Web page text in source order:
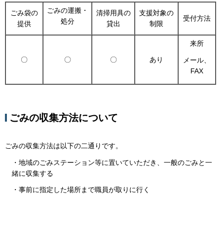
ごみ袋の
提供
ごみの運搬・
処分
清掃用具の
貸出
支援対象の
制限
受付方法
〇 〇 〇 あり
来所
メール、
FAX
ごみの収集方法について
ごみの収集方法は以下の二通りです。
・地域のごみステーション等に置いていただき、一般のごみと一
緒に収集する
・事前に指定した場所まで職員が取りに行く